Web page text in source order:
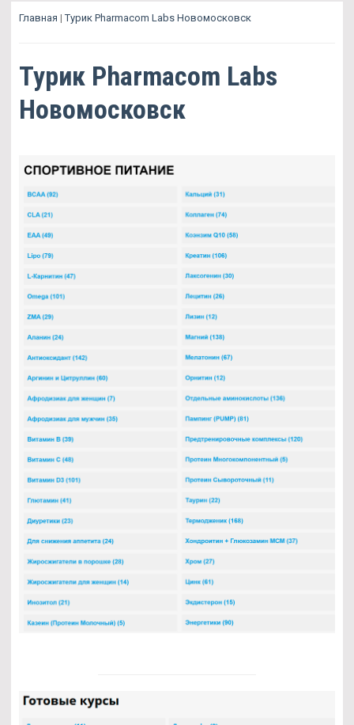
Главная |Турик Pharmacom Labs Новомосковск
Турик Pharmacom Labs
Новомосковск